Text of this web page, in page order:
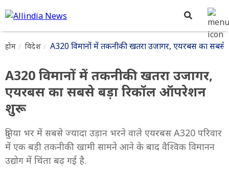
होम विदेश A320 विमानों में तकनीकी खतरा उजागर, एयरबस का
A320 विमानों में तकनीकी खतरा उजागर,
एयरबस का सबसे बड़ा रिकॉल ऑपरेशन
शुरू
दुनिया भर में सबसे ज्यादा उड़ान भरने वाले एयरबस A320 परिवार
में एक बड़ी तकनीकी खामी सामने आने के बाद वैश्विक विमानन
उद्योग में चिंता बढ़ गई है.